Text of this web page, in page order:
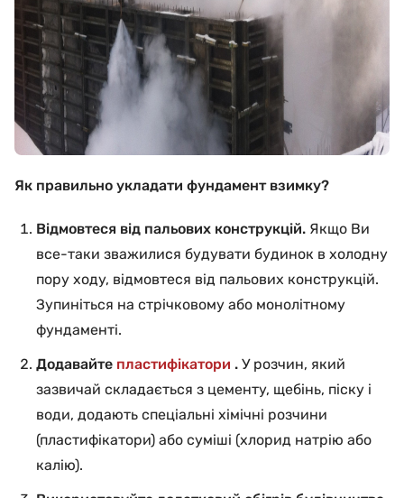
Як правильно укладати фундамент взимку?
Відмовтеся від пальових конструкцій. Якщо Ви
все-таки зважилися будувати будинок в холодну
пору ходу, відмовтеся від пальових конструкцій.
Зупиніться на стрічковому або монолітному
фундаменті.
Додавайте пластифікатори . У розчин, який
зазвичай складається з цементу, щебінь, піску і
води, додають спеціальні хімічні розчини
(пластифікатори) або суміші (хлорид натрію або
калію).